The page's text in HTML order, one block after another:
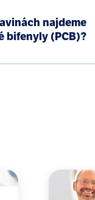
a Nationally
S, Teague
Phthalate
2006
and
endpoints in
najdeme
bifenyly (PCB)?